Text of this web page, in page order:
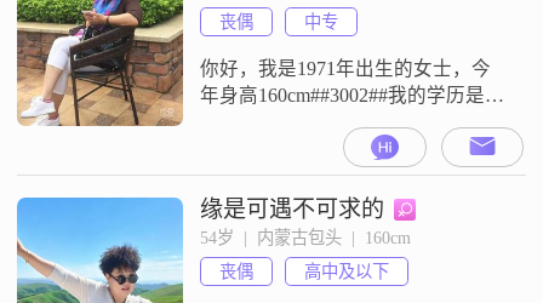
丧偶
中专
你好，我是1971年出生的女士，今
年身高160cm##3002##我的学历是中
专，现在在呼和浩特工作，目前的
月收入在5001元到8000元之间
##3002##关于我的性格，大家都说
我是一个独立自信的人，平时性格
开朗爱笑，为人随和，比较容易相
处##3002##我是一个比较简单直接
的人，平时就希望能过好平淡的日
缘是可遇不可求的
54岁  |  内蒙古包头  |  160cm
丧偶
高中及以下